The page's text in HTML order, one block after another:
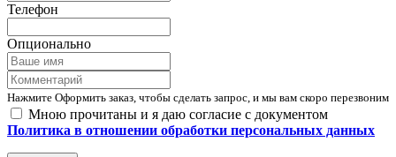
Телефон
Опционально
Нажмите Оформить заказ, чтобы сделать запрос, и мы вам скоро перезвоним
Мною прочитаны и я даю согласие с документом
Политика в отношении обработки персональных данных